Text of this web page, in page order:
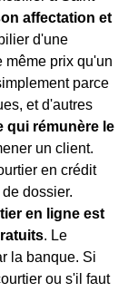
affectation et
d'une
même prix qu'un
parce
et d'autres
qui rémunère le
un client.
en crédit
dossier.
en ligne est
. Le
la banque. Si
ou s'il faut